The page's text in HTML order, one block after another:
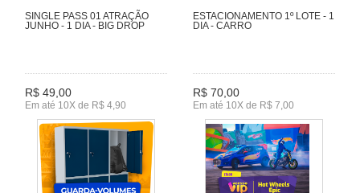
SINGLE PASS 01 ATRAÇÃO
JUNHO - 1 DIA - BIG DROP
R$ 49,00
Em até 10X de R$ 4,90
ESTACIONAMENTO 1º LOTE - 1
DIA - CARRO
R$ 70,00
Em até 10X de R$ 7,00